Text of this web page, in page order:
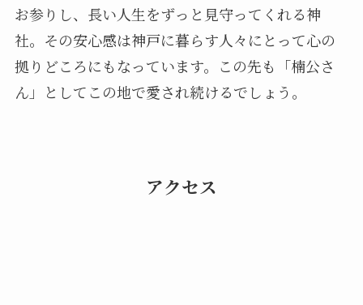
お参りし、長い人生をずっと見守ってくれる神
社。その安心感は神戸に暮らす人々にとって心の
拠りどころにもなっています。この先も「楠公さ
ん」としてこの地で愛され続けるでしょう。
アクセス